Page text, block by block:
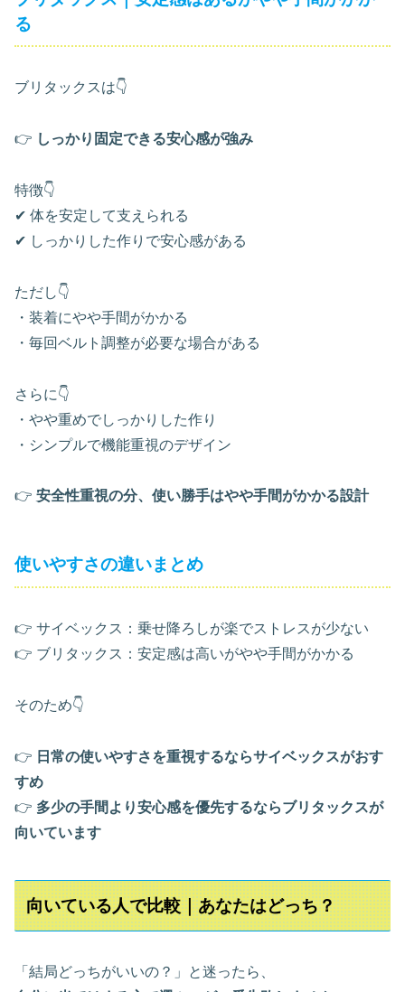
る
ブリタックスは👇
👉 しっかり固定できる安心感が強み
特徴👇
✔ 体を安定して支えられる
✔ しっかりした作りで安心感がある
ただし👇
・装着にやや手間がかかる
・毎回ベルト調整が必要な場合がある
さらに👇
・やや重めでしっかりした作り
・シンプルで機能重視のデザイン
👉 安全性重視の分、使い勝手はやや手間がかかる設計
使いやすさの違いまとめ
👉 サイベックス：乗せ降ろしが楽でストレスが少ない
👉 ブリタックス：安定感は高いがやや手間がかかる
そのため👇
👉 日常の使いやすさを重視するならサイベックスがおす
すめ
👉 多少の手間より安心感を優先するならブリタックスが
向いています
向いている人で比較｜あなたはどっち？
「結局どっちがいいの？」と迷ったら、